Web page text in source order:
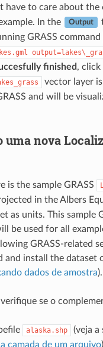
have to care about the
In the
Output
GRASS command
finished, click
vector layer
and will be
uma nova
is the sample GRASS
in the Albers
as units. This sample
be used for all
GRASS-related
and install the dataset
dados de amostra).
se o
alaska.shp
(veja a
camada de um arquivo